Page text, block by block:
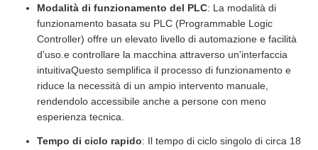
Modalità di funzionamento del PLC: La modalità di
funzionamento basata su PLC (Programmable Logic
Controller) offre un elevato livello di automazione e facilità
d'uso.e controllare la macchina attraverso un'interfaccia
intuitivaQuesto semplifica il processo di funzionamento e
riduce la necessità di un ampio intervento manuale,
rendendolo accessibile anche a persone con meno
esperienza tecnica.
Tempo di ciclo rapido: Il tempo di ciclo singolo di circa 18